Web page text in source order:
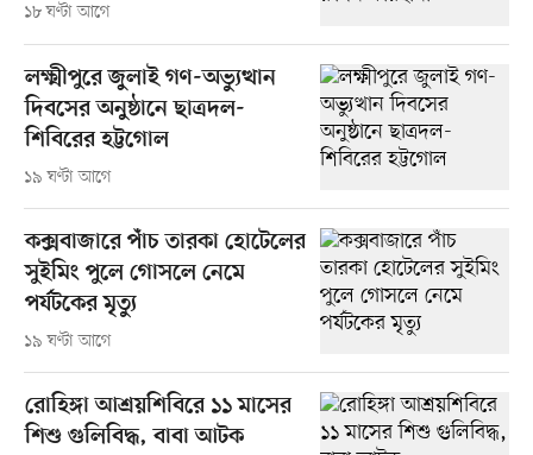
১৮ ঘণ্টা আগে
লক্ষ্মীপুরে জুলাই গণ-অভ্যুত্থান
দিবসের অনুষ্ঠানে ছাত্রদল-
শিবিরের হট্টগোল
১৯ ঘণ্টা আগে
কক্সবাজারে পাঁচ তারকা হোটেলের
সুইমিং পুলে গোসলে নেমে
পর্যটকের মৃত্যু
১৯ ঘণ্টা আগে
রোহিঙ্গা আশ্রয়শিবিরে ১১ মাসের
শিশু গুলিবিদ্ধ, বাবা আটক